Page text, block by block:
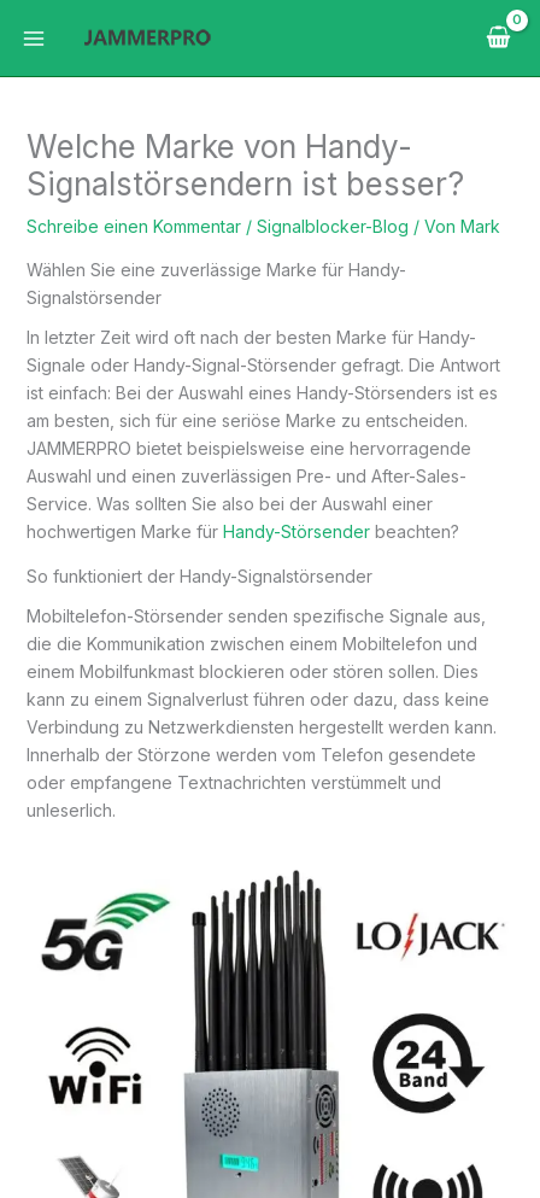
Inhalt
Welche Marke von Handy-
Signalstörsendern ist besser?
Schreibe einen Kommentar / Signalblocker-Blog / Von Mark
Wählen Sie eine zuverlässige Marke für Handy-
Signalstörsender
In letzter Zeit wird oft nach der besten Marke für Handy-
Signale oder Handy-Signal-Störsender gefragt. Die Antwort
ist einfach: Bei der Auswahl eines Handy-Störsenders ist es
am besten, sich für eine seriöse Marke zu entscheiden.
JAMMERPRO bietet beispielsweise eine hervorragende
Auswahl und einen zuverlässigen Pre- und After-Sales-
Service. Was sollten Sie also bei der Auswahl einer
hochwertigen Marke für Handy-Störsenderbeachten?
So funktioniert der Handy-Signalstörsender
Mobiltelefon-Störsender senden spezifische Signale aus,
die die Kommunikation zwischen einem Mobiltelefon und
einem Mobilfunkmast blockieren oder stören sollen. Dies
kann zu einem Signalverlust führen oder dazu, dass keine
Verbindung zu Netzwerkdiensten hergestellt werden kann.
Innerhalb der Störzone werden vom Telefon gesendete
oder empfangene Textnachrichten verstümmelt und
unleserlich.